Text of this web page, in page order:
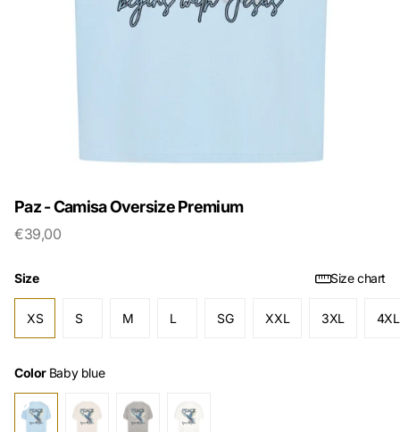
Paz - Camisa Oversize Premium
€39,00
Size Size chart
XS S M L SG XXL 3XL 4XL
Color Baby blue